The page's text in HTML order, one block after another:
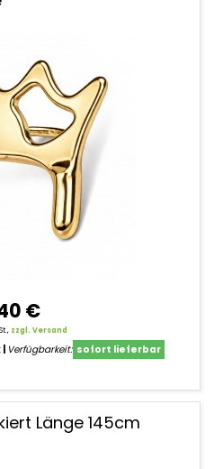
€
zzgl. Versand
Verfügbarkeit: sofort lieferbar
Länge 145cm